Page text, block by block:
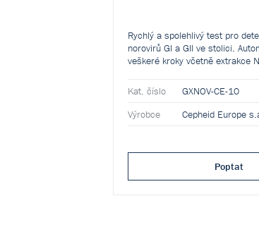
Rychlý a spolehlivý test pro
norovirů GI a GII ve stolici.
veškeré kroky včetně extrakce
max 2 minuty a automatizovaná
minut. Detekovány jsou noroviry
II.
Kat. číslo
GXNOV-CE-10
Výrobce
Cepheid Europe
Poptat